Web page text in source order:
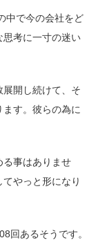
中で今の会社をど
思考に一寸の迷い
開し続けて、そ
す。彼らの為に
る事はありませ
やっと形になり
回あるそうです。